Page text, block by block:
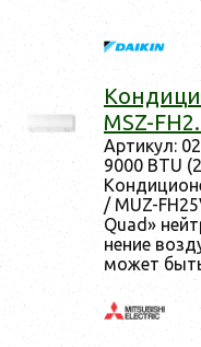
MSZ-
Ар­ти­кул:
9000 BTU
/ MUZ-
Quad»
нение
мо­жет